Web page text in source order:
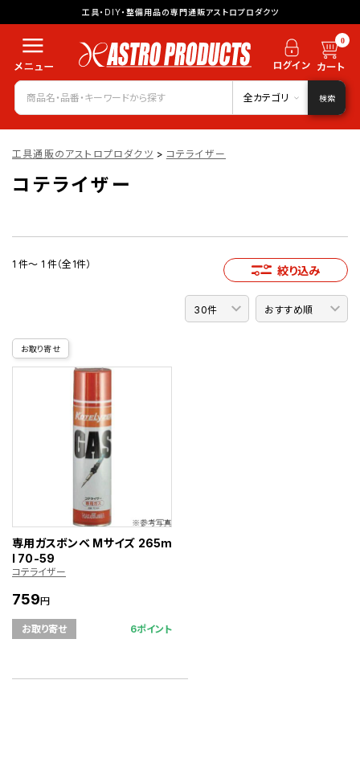
工具・DIY・整備用品の専門通販アストロプロダクツ
0
全カテゴリ 検索
工具通販のアストロプロダクツ > コテライザー
コテライザー
1 件～ 1 件（全1件） 絞り込み
お取り寄せ
専用ガスボンベ Mサイズ 265m
l 70-59
コテライザー
759円
お取り寄せ 6ポイント